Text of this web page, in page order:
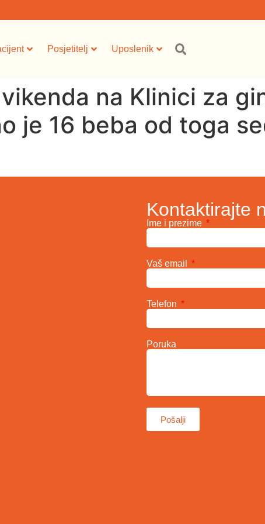
Posjetitelj Uposlenik
na Klinici za
je 16 beba od toga
Kontaktirajte
Ime i prezime
Vaš email
Telefon
Poruka
Pošalji